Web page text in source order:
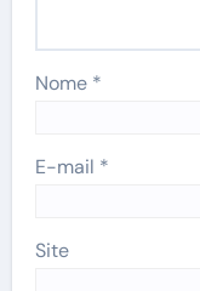
Nome *
E-mail *
Site